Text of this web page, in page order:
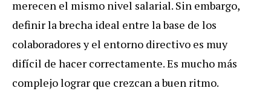
merecen el mismo nivel salarial. Sin embargo,
definir la brecha ideal entre la base de los
colaboradores y el entorno directivo es muy
difícil de hacer correctamente. Es mucho más
complejo lograr que crezcan a buen ritmo.